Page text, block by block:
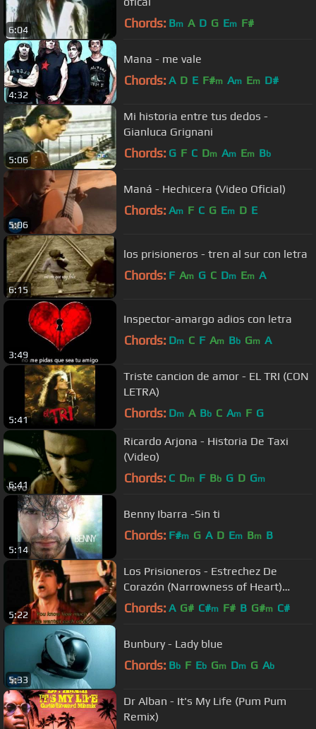
6:04 Chords: Bm A D G Em F#
4:32
Mana - me vale
Chords: A D E F#m Am Em D#
5:06
Mi historia entre tus dedos -
Gianluca Grignani
Chords: G F C Dm Am Em Bb
5:06
Maná - Hechicera (Video Oficial)
Chords: Am F C G Em D E
6:15
los prisioneros - tren al sur con letra
Chords: F Am G C Dm Em A
3:49
Inspector-amargo adios con letra
Chords: Dm C F Am Bb Gm A
5:41
Triste cancion de amor - EL TRI (CON
LETRA)
Chords: Dm A Bb C Am F G
6:41
Ricardo Arjona - Historia De Taxi
(Video)
Chords: C Dm F Bb G D Gm
5:14
Benny Ibarra -Sin ti
Chords: F#m G A D Em Bm B
5:22
Los Prisioneros - Estrechez De
Corazón (Narrowness of Heart)
(English Subtitled) (HQ)
Chords: A G# C#m F# B G#m C#
5:33
Bunbury - Lady blue
Chords: Bb F Eb Gm Dm G Ab
Dr Alban - It's My Life (Pum Pum
Remix)